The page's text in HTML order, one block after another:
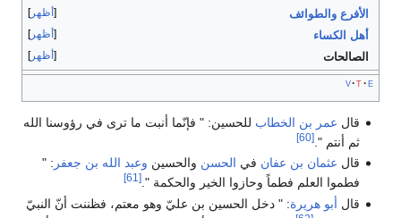
أظهر الأفرع والطوائف
أظهر أهل الكساء
أظهر الصالحات
v t e
قال عمر بن الخطاب للحسين: " فإنّما أنبت ما ترى في رؤوسنا الله
ثم أنتم ".[60]
قال عثمان بن عفان في الحسن والحسين وعبد الله بن جعفر : "
فطموا العلم فطماً وحازوا الخير والحكمة ".[61]
قال أبو هريرة: " دخل الحسين بن عليّ وهو معتم، فظننت أنّ النبيّ